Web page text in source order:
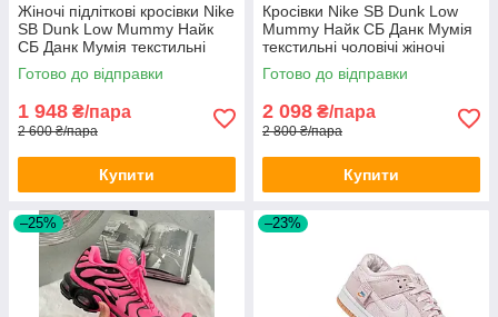
Жіночі підліткові кросівки Nike
SB Dunk Low Mummy Найк
СБ Данк Мумія текстильні
Готово до відправки
1 948 ₴/пара
2 600 ₴/пара
Купити
Кросівки Nike SB Dunk Low
Mummy Найк СБ Данк Мумія
текстильні чоловічі жіночі
підліткові
Готово до відправки
2 098 ₴/пара
2 800 ₴/пара
Купити
–25% –23%